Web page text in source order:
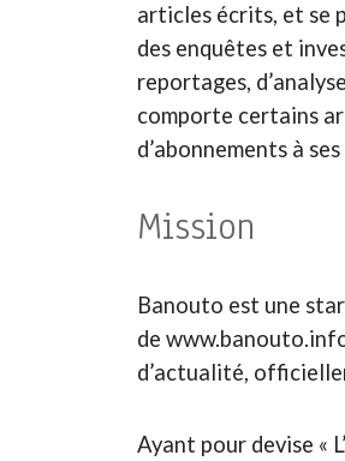
articles écrits, et se
des enquêtes et
reportages,
comporte certains
d’abonnements à
Mission
Banouto est une
de
d’actualité,
Ayant pour devise «